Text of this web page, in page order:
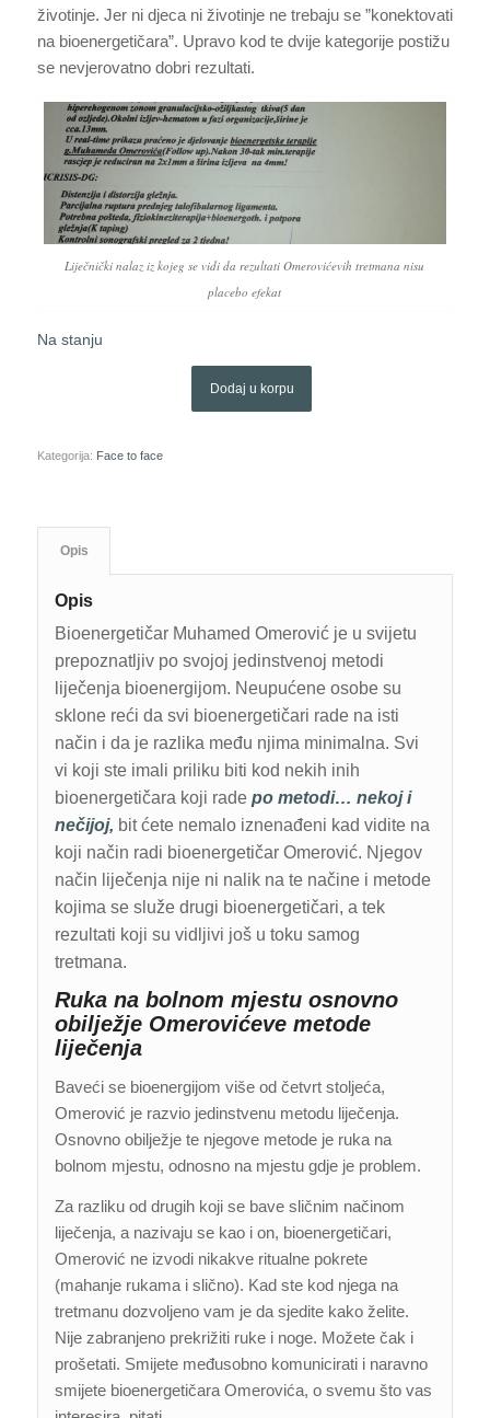
životinje. Jer ni djeca ni životinje ne trebaju se ”konektovati
na bioenergetičara”. Upravo kod te dvije kategorije postižu
se nevjerovatno dobri rezultati.
Liječnički nalaz iz kojeg se vidi da rezultati Omerovićevih tretmana nisu
placebo efekat
Na stanju
Dodaj u korpu
Kategorija: Face to face
Opis
Opis
Bioenergetičar Muhamed Omerović je u svijetu
prepoznatljiv po svojoj jedinstvenoj metodi
liječenja bioenergijom. Neupućene osobe su
sklone reći da svi bioenergetičari rade na isti
način i da je razlika među njima minimalna. Svi
vi koji ste imali priliku biti kod nekih inih
bioenergetičara koji rade po metodi… nekoj i
nečijoj, bit ćete nemalo iznenađeni kad vidite na
koji način radi bioenergetičar Omerović. Njegov
način liječenja nije ni nalik na te načine i metode
kojima se služe drugi bioenergetičari, a tek
rezultati koji su vidljivi još u toku samog
tretmana.
Ruka na bolnom mjestu osnovno
obilježje Omerovićeve metode
liječenja
Baveći se bioenergijom više od četvrt stoljeća,
Omerović je razvio jedinstvenu metodu liječenja.
Osnovno obilježje te njegove metode je ruka na
bolnom mjestu, odnosno na mjestu gdje je problem.
Za razliku od drugih koji se bave sličnim načinom
liječenja, a nazivaju se kao i on, bioenergetičari,
Omerović ne izvodi nikakve ritualne pokrete
(mahanje rukama i slično). Kad ste kod njega na
tretmanu dozvoljeno vam je da sjedite kako želite.
Nije zabranjeno prekrižiti ruke i noge. Možete čak i
prošetati. Smijete međusobno komunicirati i naravno
smijete bioenergetičara Omerovića, o svemu što vas